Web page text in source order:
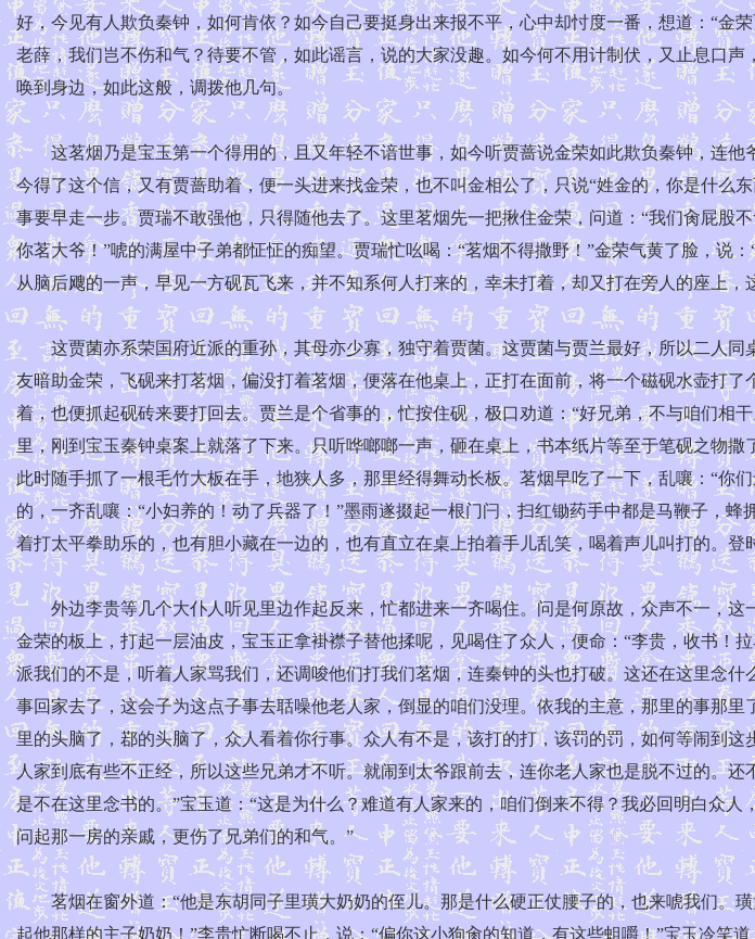
好，今见有人欺负秦钟，如何肯依？如今自己要挺身出来报不平，心中却忖度一番，想道：“金
老薛，我们岂不伤和气？待要不管，如此谣言，说的大家没趣。如今何不用计制伏，又止息口
唤到身边，如此这般，调拨他几句。
这茗烟乃是宝玉第一个得用的，且又年轻不谙世事，如今听贾蔷说金荣如此欺负秦钟，连他
今得了这个信，又有贾蔷助着，便一头进来找金荣，也不叫金相公了，只说“姓金的，你是什么
事要早走一步。贾瑞不敢强他，只得随他去了。这里茗烟先一把揪住金荣，问道：“我们肏屁
你茗大爷！”唬的满屋中子弟都怔怔的痴望。贾瑞忙吆喝：“茗烟不得撒野！”金荣气黄了脸，说
从脑后飕的一声，早见一方砚瓦飞来，并不知系何人打来的，幸未打着，却又打在旁人的座上，
这贾菌亦系荣国府近派的重孙，其母亦少寡，独守着贾菌。这贾菌与贾兰最好，所以二人同
友暗助金荣，飞砚来打茗烟，偏没打着茗烟，便落在他桌上，正打在面前，将一个磁砚水壶打
着，也便抓起砚砖来要打回去。贾兰是个省事的，忙按住砚，极口劝道：“好兄弟，不与咱们
里，刚到宝玉秦钟桌案上就落了下来。只听哗啷啷一声，砸在桌上，书本纸片等至于笔砚之物
此时随手抓了一根毛竹大板在手，地狭人多，那里经得舞动长板。茗烟早吃了一下，乱嚷：“
的，一齐乱嚷：“小妇养的！动了兵器了！”墨雨遂掇起一根门闩，扫红锄药手中都是马鞭子，
着打太平拳助乐的，也有胆小藏在一边的，也有直立在桌上拍着手儿乱笑，喝着声儿叫打的。登
外边李贵等几个大仆人听见里边作起反来，忙都进来一齐喝住。问是何原故，众声不一，这
金荣的板上，打起一层油皮，宝玉正拿褂襟子替他揉呢，见喝住了众人，便命：“李贵，收书！
派我们的不是，听着人家骂我们，还调唆他们打我们茗烟，连秦钟的头也打破。这还在这里念
事回家去了，这会子为这点子事去聒噪他老人家，倒显的咱们没理。依我的主意，那里的事那
里的头脑了，鄀的头脑了，众人看着你行事。众人有不是，该打的打，该罚的罚，如何等闹到
人家到底有些不正经，所以这些兄弟才不听。就闹到太爷跟前去，连你老人家也是脱不过的。
是不在这里念书的。”宝玉道：“这是为什么？难道有人家来的，咱们倒来不得？我必回明白众
问起那一房的亲戚，更伤了兄弟们的和气。”
茗烟在窗外道：“他是东胡同子里璜大奶奶的侄儿。那是什么硬正仗腰子的，也来唬我们。
起他那样的主子奶奶！”李贵忙断喝不止，说：“偏你这小狗肏的知道，有这些蛆嚼！”宝玉冷笑